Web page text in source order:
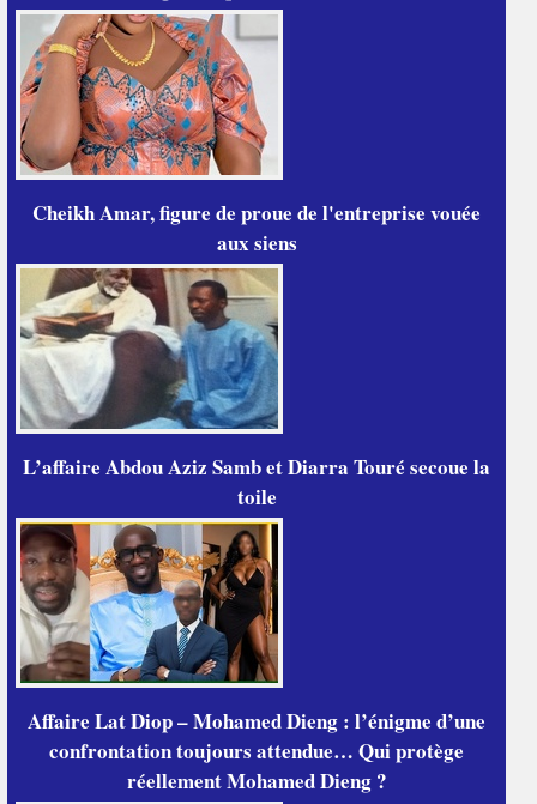
Cheikh Amar, figure de proue de l'entreprise vouée
aux siens
L’affaire Abdou Aziz Samb et Diarra Touré secoue la
toile
Affaire Lat Diop – Mohamed Dieng : l’énigme d’une
confrontation toujours attendue… Qui protège
réellement Mohamed Dieng ?